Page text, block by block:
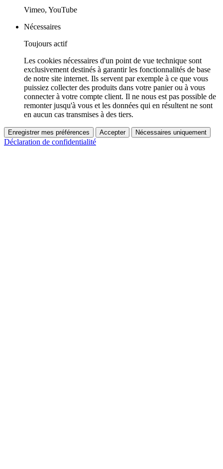
Vimeo, YouTube
Nécessaires
Toujours actif
Les cookies nécessaires d'un point de vue technique sont
exclusivement destinés à garantir les fonctionnalités de base
de notre site internet. Ils servent par exemple à ce que vous
puissiez collecter des produits dans votre panier ou à vous
connecter à votre compte client. Il ne nous est pas possible de
remonter jusqu'à vous et les données qui en résultent ne sont
en aucun cas transmises à des tiers.
Enregistrer mes préférences Accepter Nécessaires uniquement
Déclaration de confidentialité